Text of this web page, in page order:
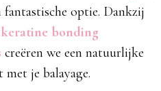
fantastische optie. Dankzij
keratine bonding
creëren we een natuurlijke
je balayage.